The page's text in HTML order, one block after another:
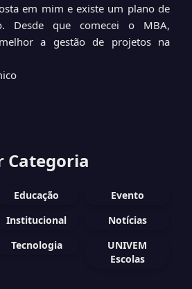
em mim e existe um plano de
Desde que comecei o MBA,
a gestão de projetos na
Categoria
Educação
Evento
Institucional
Notícias
Tecnologia
UNIVEM
Escolas